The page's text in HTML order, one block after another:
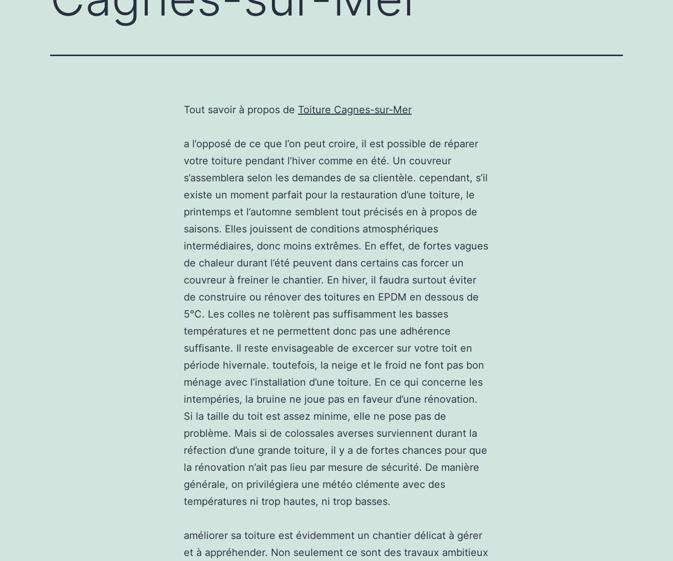
Tout savoir à propos de Toiture Cagnes-sur-Mer
a l’opposé de ce que l’on peut croire, il est possible de réparer
votre toiture pendant l’hiver comme en été. Un couvreur
s’assemblera selon les demandes de sa clientèle. cependant, s’il
existe un moment parfait pour la restauration d’une toiture, le
printemps et l’automne semblent tout précisés en à propos de
saisons. Elles jouissent de conditions atmosphériques
intermédiaires, donc moins extrêmes. En effet, de fortes vagues
de chaleur durant l’été peuvent dans certains cas forcer un
couvreur à freiner le chantier. En hiver, il faudra surtout éviter
de construire ou rénover des toitures en EPDM en dessous de
5°C. Les colles ne tolèrent pas suffisamment les basses
températures et ne permettent donc pas une adhérence
suffisante. Il reste envisageable de excercer sur votre toit en
période hivernale. toutefois, la neige et le froid ne font pas bon
ménage avec l’installation d’une toiture. En ce qui concerne les
intempéries, la bruine ne joue pas en faveur d’une rénovation.
Si la taille du toit est assez minime, elle ne pose pas de
problème. Mais si de colossales averses surviennent durant la
réfection d’une grande toiture, il y a de fortes chances pour que
la rénovation n’ait pas lieu par mesure de sécurité. De manière
générale, on privilégiera une météo clémente avec des
températures ni trop hautes, ni trop basses.
améliorer sa toiture est évidemment un chantier délicat à gérer
et à appréhender. Non seulement ce sont des travaux ambitieux